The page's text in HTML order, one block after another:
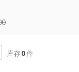
库存0件